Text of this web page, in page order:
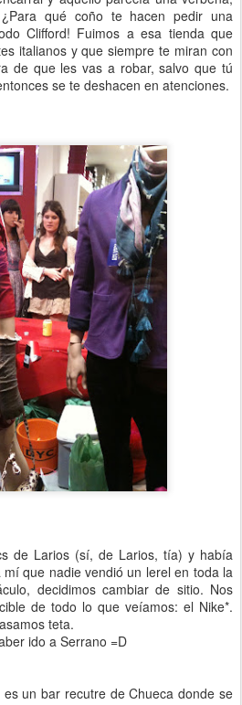
qué coño te hacen pedir una
Clifford! Fuimos a esa tienda que
italianos y que siempre te miran con
de que les vas a robar, salvo que tú
se te deshacen en atenciones.
de Larios (sí, de Larios, tía) y había
que nadie vendió un lerel en toda la
decidimos cambiar de sitio. Nos
de todo lo que veíamos: el Nike*.
teta.
ido a Serrano =D
un bar recutre de Chueca donde se